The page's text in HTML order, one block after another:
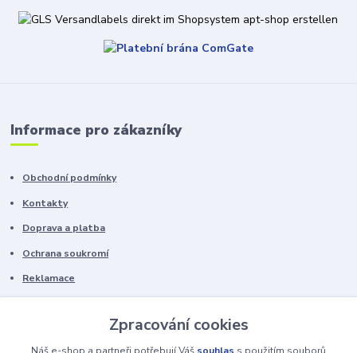
Informace pro zákazníky
Obchodní podmínky
Kontakty
Doprava a platba
Ochrana soukromí
Reklamace
Zpracování cookies
Náš e-shop a partneři potřebují Váš souhlas s použitím souborů